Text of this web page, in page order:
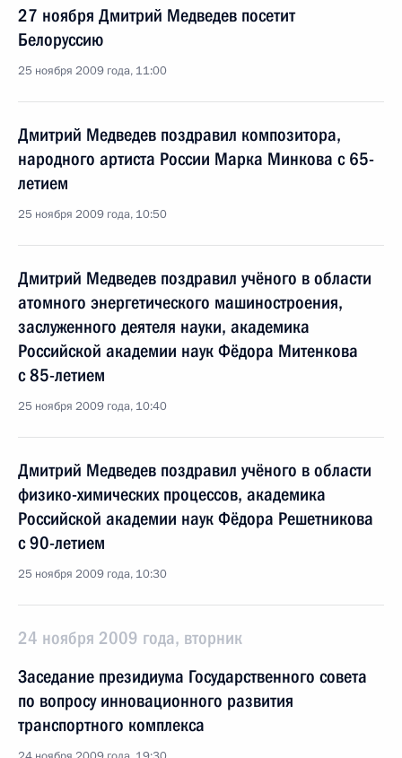
27 ноября Дмитрий Медведев посетит
Белоруссию
25 ноября 2009 года, 11:00
Дмитрий Медведев поздравил композитора,
народного артиста России Марка Минкова с 65-
летием
25 ноября 2009 года, 10:50
Дмитрий Медведев поздравил учёного в области
атомного энергетического машиностроения,
заслуженного деятеля науки, академика
Российской академии наук Фёдора Митенкова
с 85-летием
25 ноября 2009 года, 10:40
Дмитрий Медведев поздравил учёного в области
физико-химических процессов, академика
Российской академии наук Фёдора Решетникова
с 90-летием
25 ноября 2009 года, 10:30
24 ноября 2009 года, вторник
Заседание президиума Государственного совета
по вопросу инновационного развития
транспортного комплекса